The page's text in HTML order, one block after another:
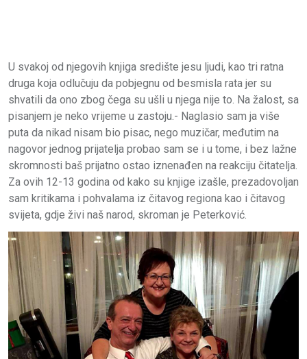
U svakoj od njegovih knjiga središte jesu ljudi, kao tri ratna
druga koja odlučuju da pobjegnu od besmisla rata jer su
shvatili da ono zbog čega su ušli u njega nije to. Na žalost, sa
pisanjem je neko vrijeme u zastoju.- Naglasio sam ja više
puta da nikad nisam bio pisac, nego muzičar, međutim na
nagovor jednog prijatelja probao sam se i u tome, i bez lažne
skromnosti baš prijatno ostao iznenađen na reakciju čitatelja.
Za ovih 12-13 godina od kako su knjige izašle, prezadovoljan
sam kritikama i pohvalama iz čitavog regiona kao i čitavog
svijeta, gdje živi naš narod, skroman je Peterković.